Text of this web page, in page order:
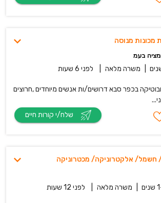
מנוסה
בעמ
משרה מלאה לפני 6 שעות
בכפר סבא דרושים/ות אנשים מיוחדים ,חרוצים
חשמל/ אלקטרוניקה/ מכטרוניקה
משרה מלאה לפני 12 שעות